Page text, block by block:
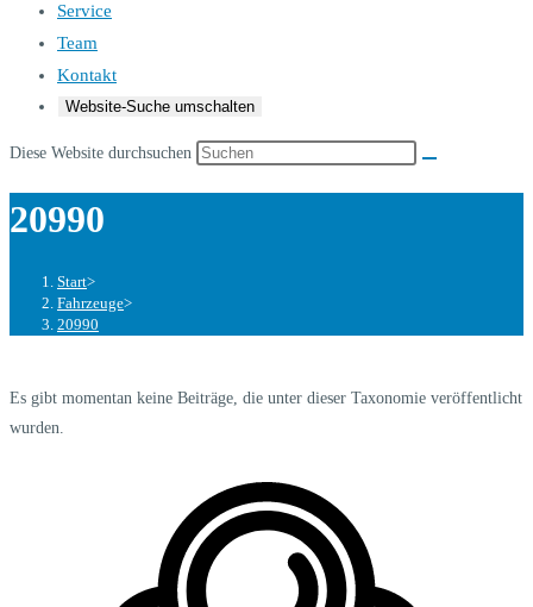
Service
Team
Kontakt
Website-Suche umschalten
Diese Website durchsuchen
20990
Start>
Fahrzeuge>
20990
Es gibt momentan keine Beiträge, die unter dieser Taxonomie veröffentlicht
wurden.